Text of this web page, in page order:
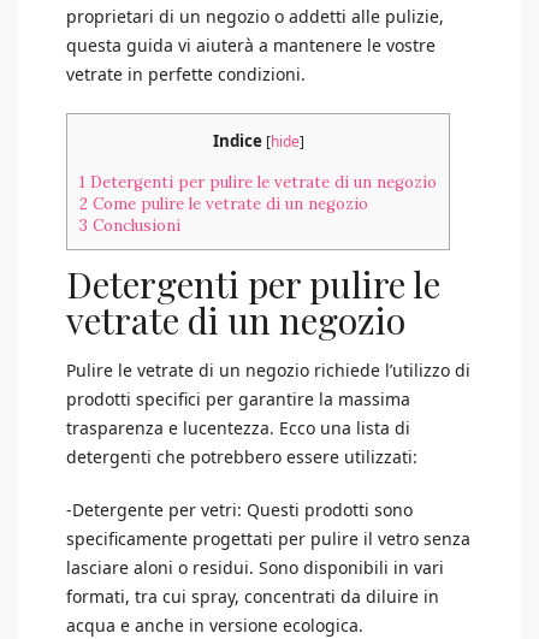
proprietari di un negozio o addetti alle pulizie,
questa guida vi aiuterà a mantenere le vostre
vetrate in perfette condizioni.
Indice [hide]
1 Detergenti per pulire le vetrate di un negozio
2 Come pulire le vetrate di un negozio
3 Conclusioni
Detergenti per pulire le
vetrate di un negozio
Pulire le vetrate di un negozio richiede l’utilizzo di
prodotti specifici per garantire la massima
trasparenza e lucentezza. Ecco una lista di
detergenti che potrebbero essere utilizzati:
-Detergente per vetri: Questi prodotti sono
specificamente progettati per pulire il vetro senza
lasciare aloni o residui. Sono disponibili in vari
formati, tra cui spray, concentrati da diluire in
acqua e anche in versione ecologica.